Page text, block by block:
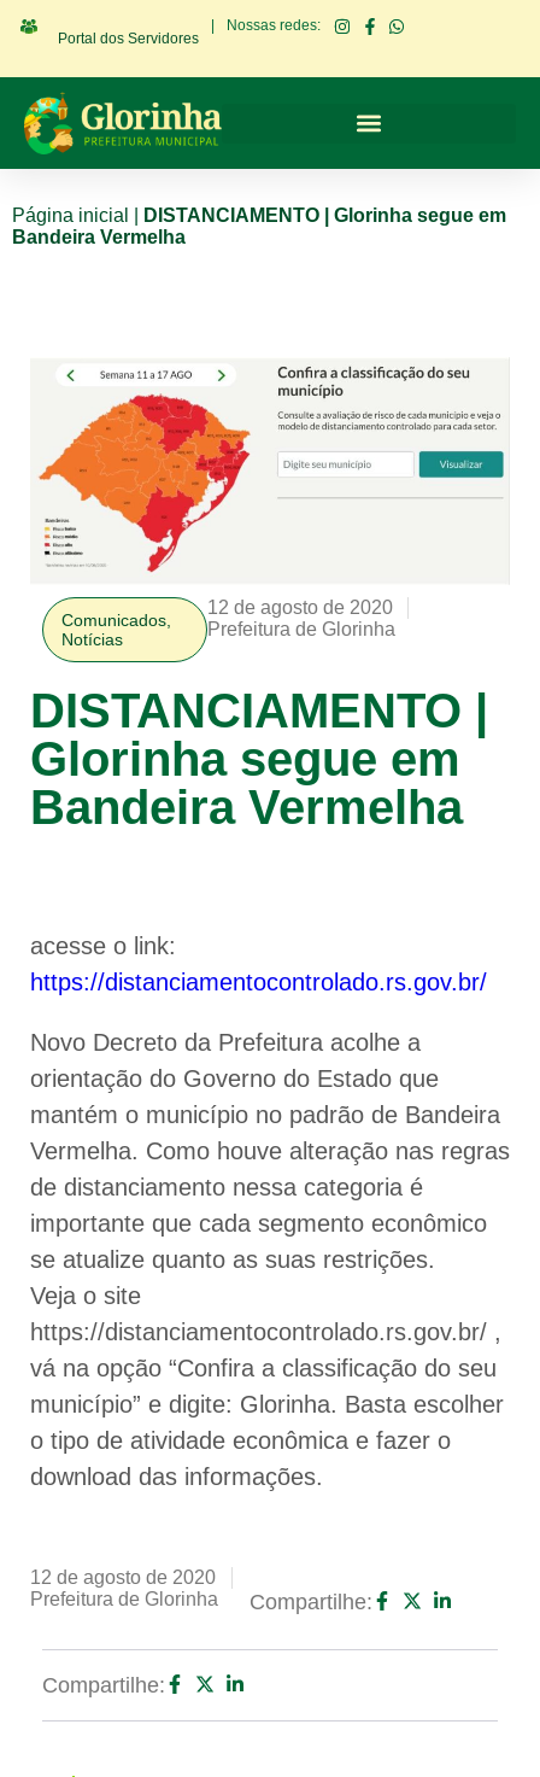
Portal dos Servidores
Nossas redes:
Página inicial
DISTANCIAMENTO | Glorinha segue em
Bandeira Vermelha
Comunicados
Notícias
12 de agosto de 2020
Prefeitura de Glorinha
DISTANCIAMENTO |
Glorinha segue em
Bandeira Vermelha
acesse o link:
https://distanciamentocontrolado.rs.gov.br/
Novo Decreto da Prefeitura acolhe a
orientação do Governo do Estado que
mantém o município no padrão de Bandeira
Vermelha. Como houve alteração nas regras
de distanciamento nessa categoria é
importante que cada segmento econômico
se atualize quanto as suas restrições.
Veja o site
https://distanciamentocontrolado.rs.gov.br/ ,
vá na opção “Confira a classificação do seu
município” e digite: Glorinha. Basta escolher
o tipo de atividade econômica e fazer o
download das informações.
12 de agosto de 2020
Prefeitura de Glorinha
Compartilhe:
Compartilhe: